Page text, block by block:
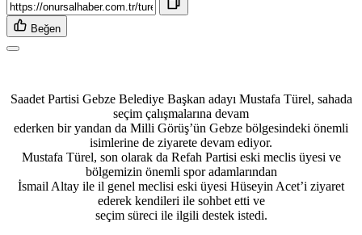
Beğen
Saadet Partisi Gebze Belediye Başkan adayı Mustafa Türel, sahada
seçim çalışmalarına devam
ederken bir yandan da Milli Görüş’ün Gebze bölgesindeki önemli
isimlerine de ziyarete devam ediyor.
Mustafa Türel, son olarak da Refah Partisi eski meclis üyesi ve
bölgemizin önemli spor adamlarından
İsmail Altay ile il genel meclisi eski üyesi Hüseyin Acet’i ziyaret
ederek kendileri ile sohbet etti ve
seçim süreci ile ilgili destek istedi.